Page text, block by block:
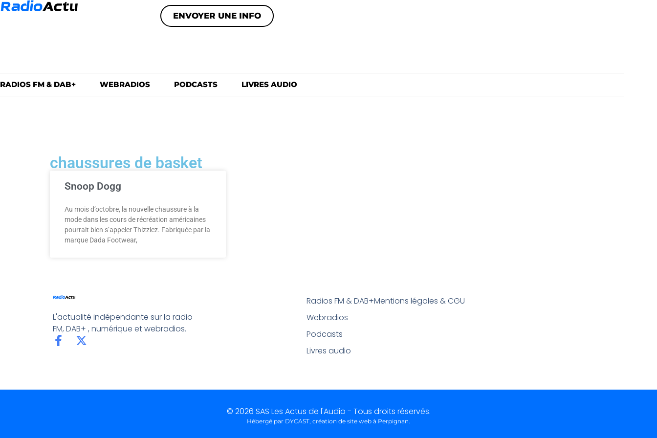
ENVOYER UNE INFO
RADIOS FM & DAB+ WEBRADIOS PODCASTS LIVRES AUDIO
chaussures de basket
Snoop Dogg
Au mois d’octobre, la nouvelle chaussure à la
mode dans les cours de récréation américaines
pourrait bien s’appeler Thizzlez. Fabriquée par la
marque Dada Footwear,
L'actualité indépendante sur la radio
FM, DAB+ , numérique et webradios.
Radios FM & DAB+
Webradios
Podcasts
Livres audio
Mentions légales & CGU
© 2026 SAS Les Actus de l'Audio - Tous droits réservés.
Hébergé par DYCAST, création de site web à Perpignan.